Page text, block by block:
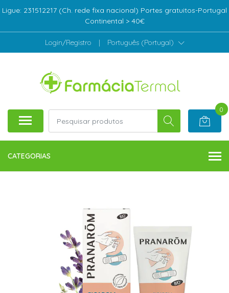
Ligue: 231512217 (Ch. rede fixa nacional) Portes gratuitos-Portugal
Continental > 40€
Login/Registro | Português (Portugal)
0
CATEGORIAS